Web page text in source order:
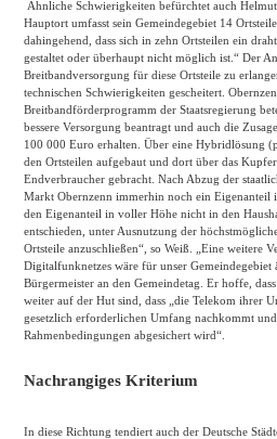
Ähnliche Schwierigkeiten befürchtet auch
Hauptort umfasst sein Gemeindegebiet 14
dahingehend, dass sich in zehn Ortsteilen ein
gestaltet oder überhaupt nicht möglich ist.“ Der
Breitbandversorgung für diese Ortsteile zu
technischen Schwierigkeiten gescheitert.
Breitbandförderprogramm der Staatsregierung
bessere Versorgung beantragt und auch die
100 000 Euro erhalten. Über eine Hybridlösung
den Ortsteilen aufgebaut und dort über das
Endverbraucher gebracht. Nach Abzug der
Markt Obernzenn immerhin noch ein
den Eigenanteil in voller Höhe nicht in den
entschieden, unter Ausnutzung der
Ortsteile anzuschließen“, so Weiß. „Eine weitere
Digitalfunknetzes wäre für unser Gemeindegebiet
Bürgermeister an den Gemeindetag. Er hoffe,
weiter auf der Hut sind, dass „die Telekom ihrer
gesetzlich erforderlichen Umfang nachkommt
Rahmenbedingungen abgesichert wird“.
Nachrangiges Kriterium
In diese Richtung tendiert auch der Deutsche